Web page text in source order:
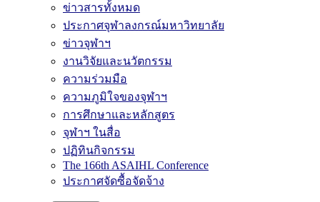
ข่าวสารทั้งหมด
ประกาศจุฬาลงกรณ์มหาวิทยาลัย
ข่าวจุฬาฯ
งานวิจัยและนวัตกรรม
ความร่วมมือ
ความภูมิใจของจุฬาฯ
การศึกษาและหลักสูตร
จุฬาฯ ในสื่อ
ปฏิทินกิจกรรม
The 166th ASAIHL Conference
ประกาศจัดซื้อจัดจ้าง